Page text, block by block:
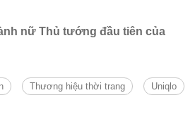
nữ Thủ tướng đầu tiên của
Thương hiệu thời trang Uniqlo